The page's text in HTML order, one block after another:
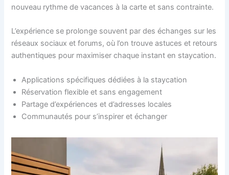
nouveau rythme de vacances à la carte et sans contrainte.
L’expérience se prolonge souvent par des échanges sur les
réseaux sociaux et forums, où l’on trouve astuces et retours
authentiques pour maximiser chaque instant en staycation.
Applications spécifiques dédiées à la staycation
Réservation flexible et sans engagement
Partage d’expériences et d’adresses locales
Communautés pour s’inspirer et échanger